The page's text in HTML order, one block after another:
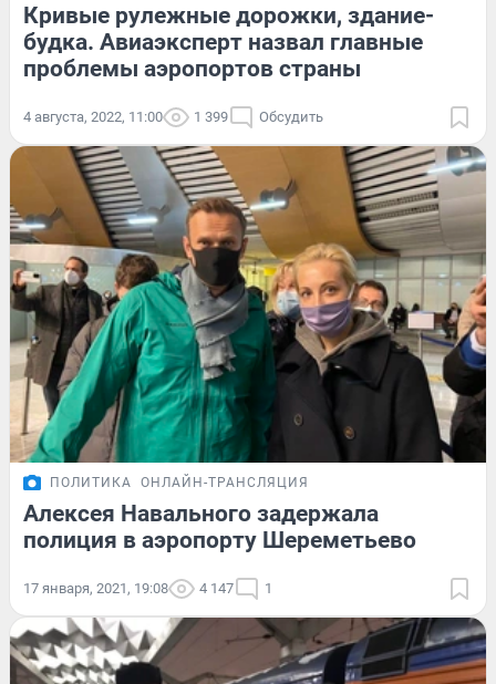
Кривые рулежные дорожки, здание-
будка. Авиаэксперт назвал главные
проблемы аэропортов страны
4 августа, 2022, 11:00 1 399 Обсудить
ПОЛИТИКА ОНЛАЙН-ТРАНСЛЯЦИЯ
Алексея Навального задержала
полиция в аэропорту Шереметьево
17 января, 2021, 19:08 4 147 1